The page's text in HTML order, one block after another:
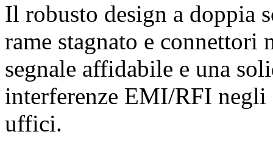
Il robusto design a doppia
rame stagnato e
segnale affidabile e una
interferenze EMI/RFI
uffici.